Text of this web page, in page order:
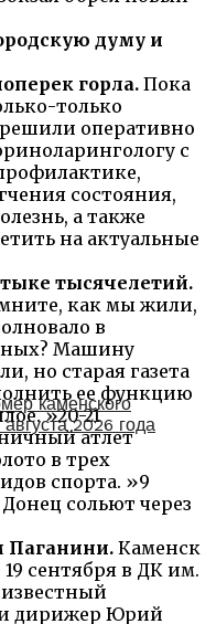
думу и
горла. Пока
только
оперативно
с
состояния,
а также
на актуальные
тысячелетий.
как мы жили,
в
Машину
но старая газета
ее функцию
»20-21
атлет
в трех
спорта. »9
Донец сольют через
Паганини.Каменск
сентября в ДК им.
дирижер Юрий
каменского
2026 года